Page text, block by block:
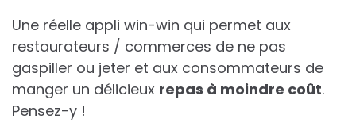
Une réelle appli win-win qui permet aux
restaurateurs / commerces de ne pas
gaspiller ou jeter et aux consommateurs de
manger un délicieux repas à moindre coût.
Pensez-y !